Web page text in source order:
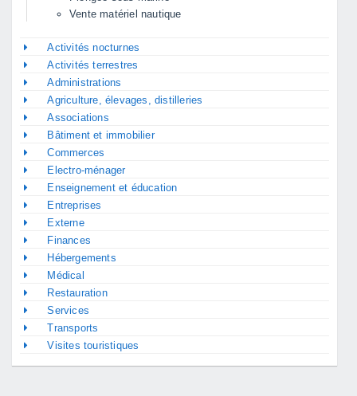
Vente matériel nautique
Activités nocturnes
Activités terrestres
Administrations
Agriculture, élevages, distilleries
Associations
Bâtiment et immobilier
Commerces
Electro-ménager
Enseignement et éducation
Entreprises
Externe
Finances
Hébergements
Médical
Restauration
Services
Transports
Visites touristiques